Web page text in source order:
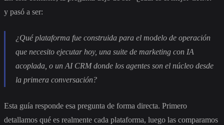
y pasó a ser:
¿Qué plataforma fue construida para el modelo de operación
que necesito ejecutar hoy, una suite de marketing con IA
acoplada, o un AI CRM donde los agentes son el núcleo desde
la primera conversación?
Esta guía responde esa pregunta de forma directa. Primero
detallamos qué es realmente cada plataforma, luego las comparamos